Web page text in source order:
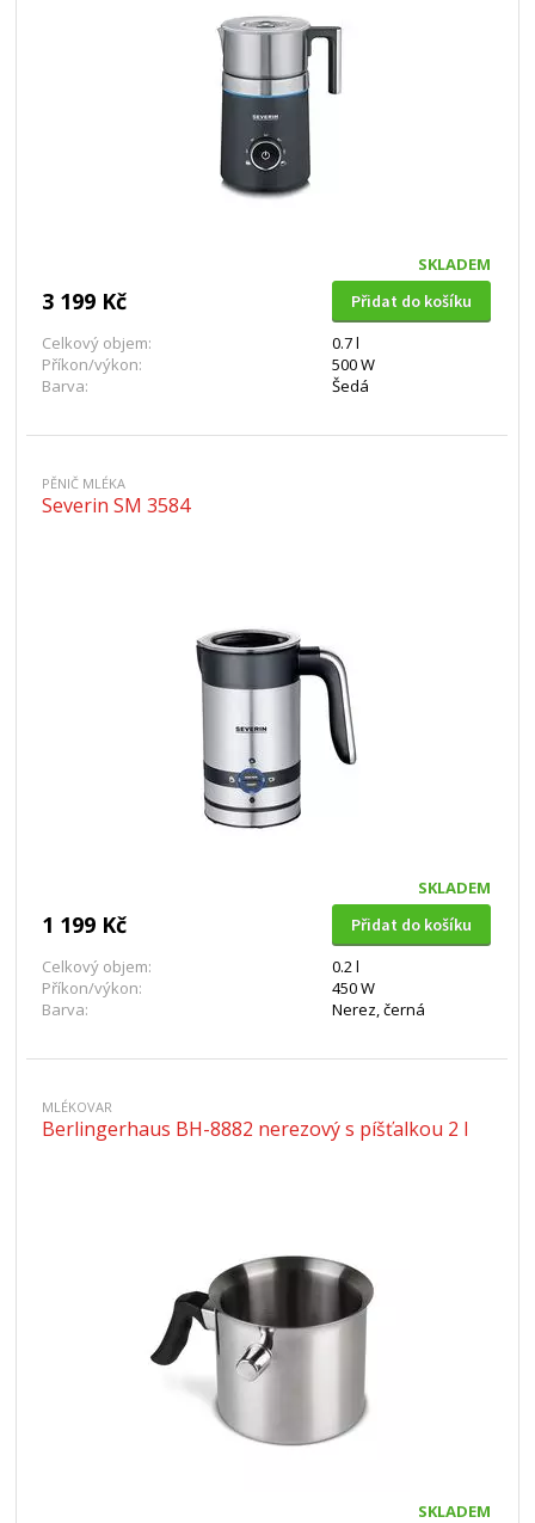
SKLADEM
3 199 Kč
Přidat do košíku
Celkový objem:
0.7 l
Příkon/výkon:
500 W
Barva:
Šedá
PĚNIČ MLÉKA
Severin SM 3584
SKLADEM
1 199 Kč
Přidat do košíku
Celkový objem:
0.2 l
Příkon/výkon:
450 W
Barva:
Nerez, černá
MLÉKOVAR
Berlingerhaus BH-8882 nerezový s píšťalkou 2 l
SKLADEM